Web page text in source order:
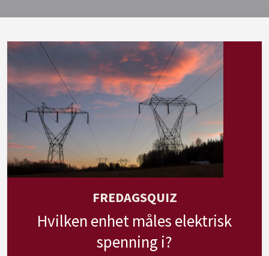
FREDAGSQUIZ
Hvilken enhet måles elektrisk
spenning i?